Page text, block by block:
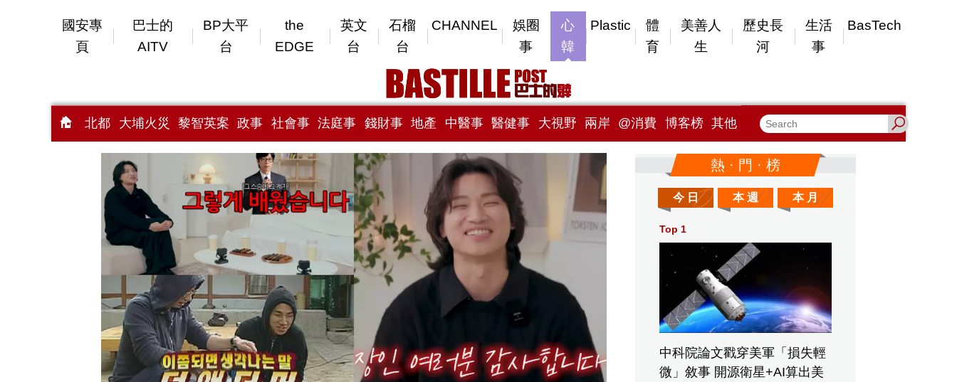
國安專
頁
巴士的
AITV
BP大平
台
the
EDGE
英文
台
石榴
台
CHANNEL
娛圈
事
心
韓
Plastic
體
育
美善人
生
歷史長
河
生活
事
BasTech
北都 大埔火災 黎智英案 政事 社會事 法庭事 錢財事 地產 中醫事 醫健事 大視野 兩岸 @消費 博客榜 其他
熱 · 門 · 榜
今 日 本 週 本 月
Top 1
中科院論文戳穿美軍「損失輕
微」敘事 開源衛星+AI算出美